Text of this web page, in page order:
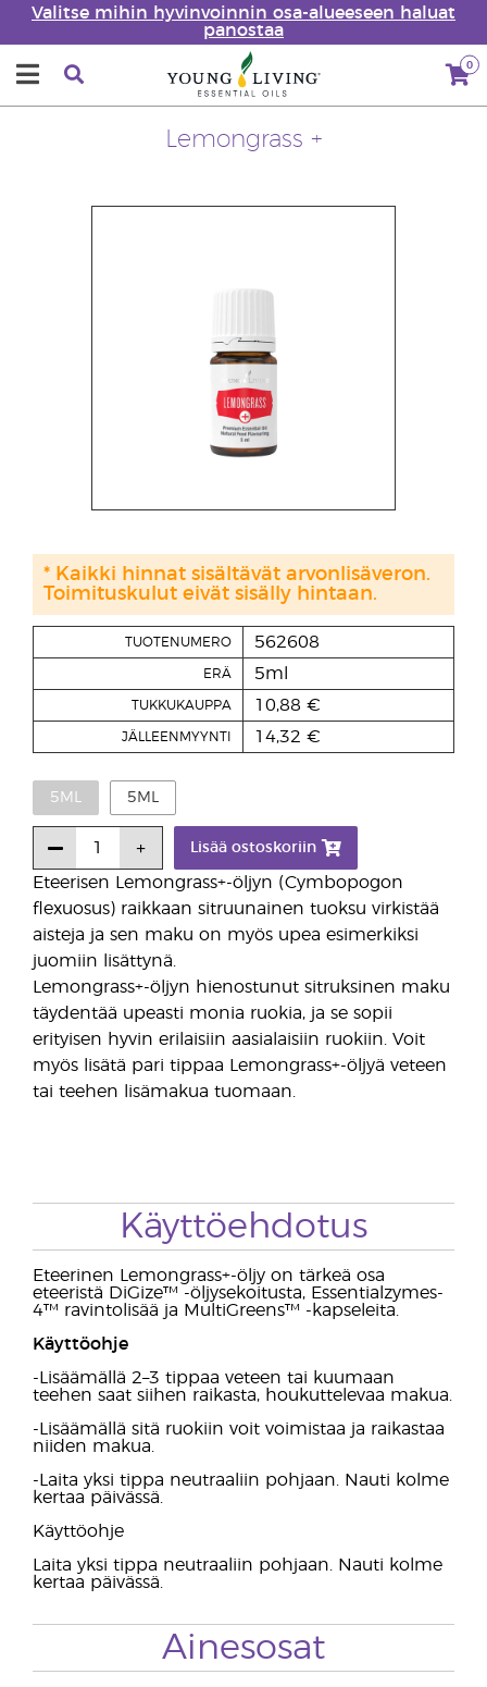
Valitse mihin hyvinvoinnin osa-alueeseen haluat
panostaa
0
Lemongrass +
Eteerisen Lemongrass+-öljyn (Cymbopogon
flexuosus) raikkaan sitruunainen tuoksu virkistää
aisteja ja sen maku on myös upea esimerkiksi
juomiin lisättynä.
Lemongrass+-öljyn hienostunut sitruksinen maku
täydentää upeasti monia ruokia, ja se sopii
erityisen hyvin erilaisiin aasialaisiin ruokiin. Voit
myös lisätä pari tippaa Lemongrass+-öljyä veteen
tai teehen lisämakua tuomaan.
TUOTENUMERO 562608
ERÄ 5ml
TUKKUKAUPPA 10,88 €
JÄLLEENMYYNTI 14,32 €
5ML 5ML
Lisää ostoskoriin
* Kaikki hinnat sisältävät arvonlisäveron.
Toimituskulut eivät sisälly hintaan.
Käyttöehdotus
Eteerinen Lemongrass+-öljy on tärkeä osa
eteeristä DiGize™ -öljysekoitusta, Essentialzymes-
4™ ravintolisää ja MultiGreens™ -kapseleita.
Käyttöohje
-Lisäämällä 2–3 tippaa veteen tai kuumaan
teehen saat siihen raikasta, houkuttelevaa makua.
-Lisäämällä sitä ruokiin voit voimistaa ja raikastaa
niiden makua.
-Laita yksi tippa neutraaliin pohjaan. Nauti kolme
kertaa päivässä.
Käyttöohje
Laita yksi tippa neutraaliin pohjaan. Nauti kolme
kertaa päivässä.
Ainesosat